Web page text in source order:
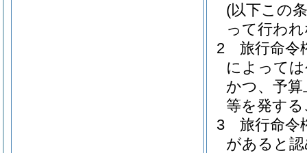
(以下この
って行わ
2
旅行命令
によって
かつ、予
等を発す
3
旅行命令
があると